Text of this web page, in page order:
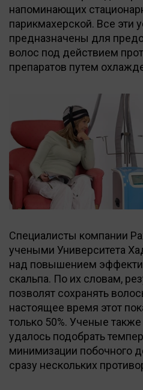
напоминающих
парикмахерской. Все эти
предназначены для
волос под действием
препаратов путем
Специалисты компании
учеными Университета
над повышением
скальпа. По их словам,
позволят сохранять
настоящее время этот
только 50%. Ученые
удалось подобрать
минимизации побочного
сразу нескольких